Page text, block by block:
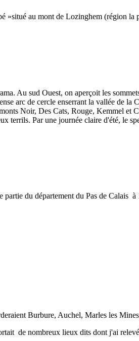
»situé au mont de Lozinghem (région la
Au sud Ouest, on aperçoit les
arc de cercle enserrant la vallée de
Noir, Des Cats, Rouge, Kemmel
terrils. Par une journée claire d'été, le
du département du Pas de Calais
Burbure, Auchel, Marles les
de nombreux lieux dits dont j'ai